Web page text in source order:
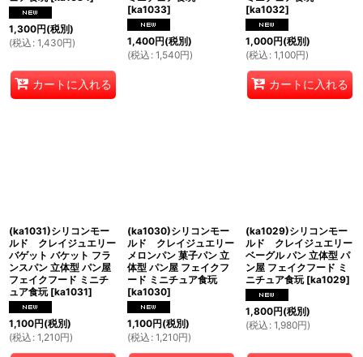
1,300円(税別)
(税込 : 1,430円)
カートに入れる
[ka1033]
1,400円(税別)
(税込 : 1,540円)
[ka1032]
1,000円(税別)
(税込 : 1,100円)
カートに入れる
(ka1031)シリコンモー
ルド クレイジュエリー
バゲット バケット フラ
ンスパン 立体型 パン屋
フェイクフード ミニチ
ュア食玩 [ka1031]
1,100円(税別)
(税込 : 1,210円)
(ka1030)シリコンモー
ルド クレイジュエリー
メロンパン 菓子パン 立
体型 パン屋 フェイクフ
ード ミニチュア食玩
[ka1030]
1,100円(税別)
(税込 : 1,210円)
(ka1029)シリコンモー
ルド クレイジュエリー
ベーグル パン 立体型 パ
ン屋 フェイクフード ミ
ニチュア食玩 [ka1029]
1,800円(税別)
(税込 : 1,980円)